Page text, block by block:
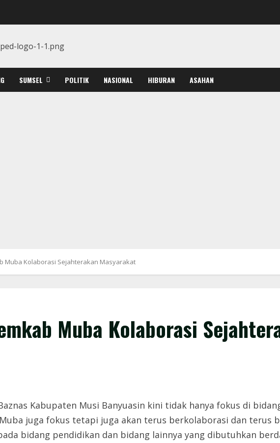
SUMSEL POLITIK NASIONAL HIBURAN ASAHAN
Muba Kolaborasi Sejahterakan Masyarakat
Muba Kolaborasi
Kabupaten Musi Banyuasin kini tidak hanya fokus di
juga fokus tetapi juga akan terus berkolaborasi dan terus
bidang pendidikan dan bidang lainnya yang dibutuhkan